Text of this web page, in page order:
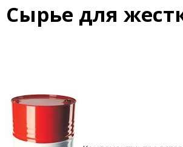
Сырье для